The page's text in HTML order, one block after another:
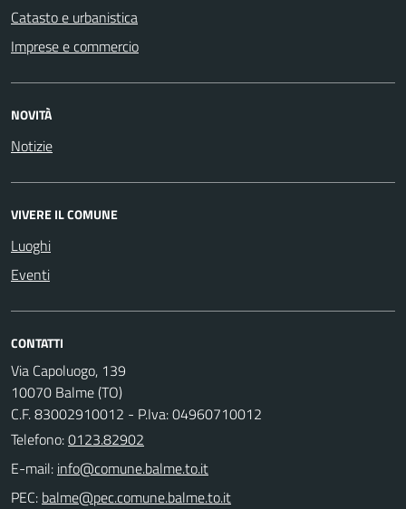
Catasto e urbanistica
Imprese e commercio
NOVITÀ
Notizie
VIVERE IL COMUNE
Luoghi
Eventi
CONTATTI
Via Capoluogo, 139
10070 Balme (TO)
C.F. 83002910012 - P.Iva: 04960710012
Telefono:0123.82902
E-mail:
PEC: